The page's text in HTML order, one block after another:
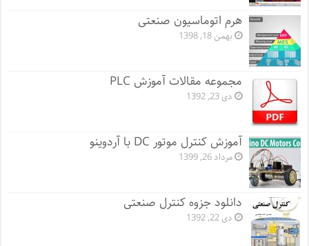
هرم اتوماسیون صنعتی
بهمن 18, 1398
مجموعه مقالات آموزش PLC
دی 23, 1392
آموزش کنترل موتور DC با آردوینو
مرداد 26, 1399
دانلود جزوه کنترل صنعتی
دی 22, 1392